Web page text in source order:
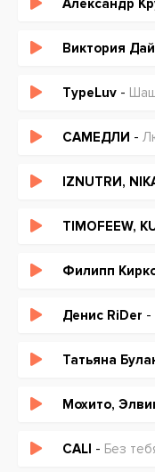
Александр
TypeLuv -
САМЕДЛИ -
IZNUTRИ,
TIMOFEEW,
Филипп
Денис RiDer -
Татьяна
Мохито,
CALI - Без